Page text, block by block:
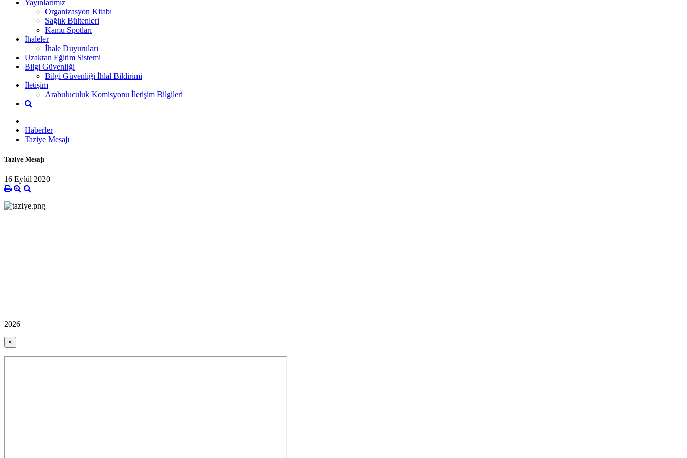
Yayınlarımız
Organizasyon Kitabı
Sağlık Bültenleri
Kamu Spotları
İhaleler
İhale Duyuruları
Uzaktan Eğitim Sistemi
Bilgi Güvenliği
Bilgi Güvenliği İhlal Bildirimi
İletişim
Arabuluculuk Komisyonu İletişim Bilgileri
Haberler
Taziye Mesajı
Taziye Mesajı
16 Eylül 2020
2026
×